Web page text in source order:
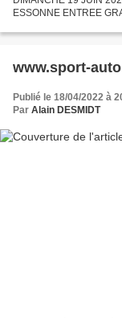
ESSONNE ENTREE
www.sport-
Publié le 18/04/2022 à
Par Alain DESMIDT